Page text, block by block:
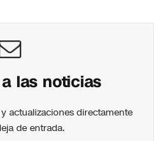
las noticias
actualizaciones directamente
de entrada.